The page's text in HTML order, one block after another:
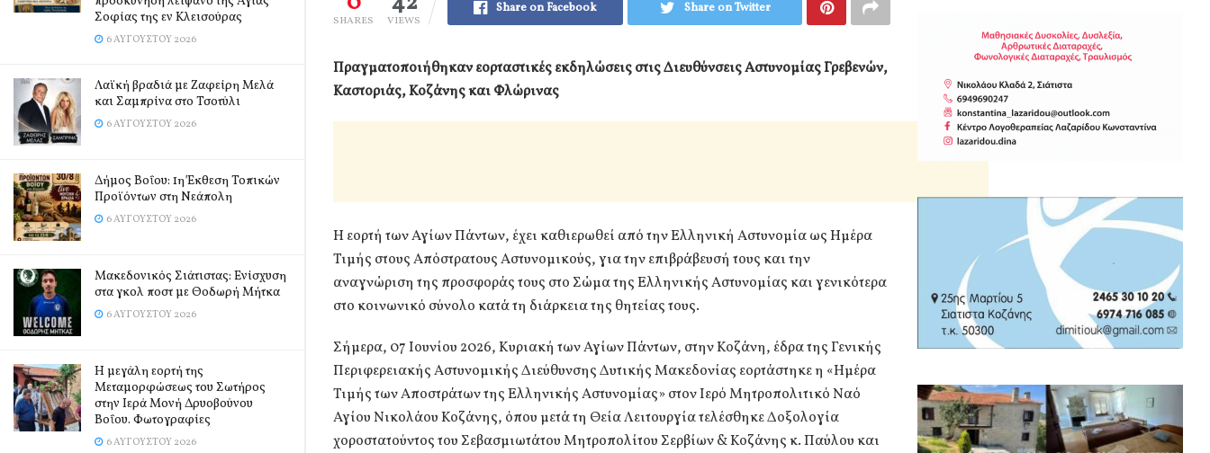
Σοφίας της εν Κλεισούρας
6 ΑΥΓΟΎΣΤΟΥ 2026
Λαϊκή βραδιά με Ζαφείρη Μελά
και Σαμπρίνα στο Τσοτύλι
6 ΑΥΓΟΎΣΤΟΥ 2026
Δήμος Βοΐου: 1η Έκθεση Τοπικών
Προϊόντων στη Νεάπολη
6 ΑΥΓΟΎΣΤΟΥ 2026
Μακεδονικός Σιάτιστας: Ενίσχυση
στα γκολ ποστ με Θοδωρή Μήτκα
6 ΑΥΓΟΎΣΤΟΥ 2026
Η μεγάλη εορτή της
Μεταμορφώσεως του Σωτήρος
στην Ιερά Μονή Δρυοβούνου
Βοΐου. Φωτογραφίες
6 ΑΥΓΟΎΣΤΟΥ 2026
SHARES VIEWS
Share on Facebook Share on Twitter
Πραγματοποιήθηκαν εορταστικές εκδηλώσεις στις Διευθύνσεις Αστυνομίας Γρεβενών,
Καστοριάς, Κοζάνης και Φλώρινας
Η εορτή των Αγίων Πάντων, έχει καθιερωθεί από την Ελληνική Αστυνομία ως Ημέρα
Τιμής στους Απόστρατους Αστυνομικούς, για την επιβράβευσή τους και την
αναγνώριση της προσφοράς τους στο Σώμα της Ελληνικής Αστυνομίας και γενικότερα
στο κοινωνικό σύνολο κατά τη διάρκεια της θητείας τους.
Σήμερα, 07 Ιουνίου 2026, Κυριακή των Αγίων Πάντων, στην Κοζάνη, έδρα της Γενικής
Περιφερειακής Αστυνομικής Διεύθυνσης Δυτικής Μακεδονίας εορτάστηκε η «Ημέρα
Τιμής των Αποστράτων της Ελληνικής Αστυνομίας» στον Ιερό Μητροπολιτικό Ναό
Αγίου Νικολάου Κοζάνης, όπου μετά τη Θεία Λειτουργία τελέσθηκε Δοξολογία
χοροστατούντος του Σεβασμιωτάτου Μητροπολίτου Σερβίων & Κοζάνης κ. Παύλου και